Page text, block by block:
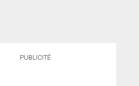
PUBLICITÉ